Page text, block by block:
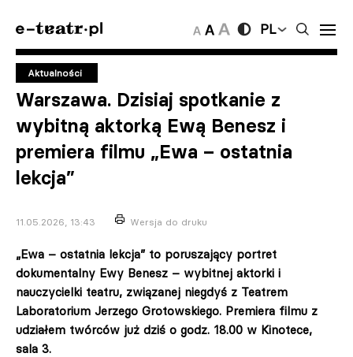
PL
Aktualności
Warszawa. Dzisiaj spotkanie z
wybitną aktorką Ewą Benesz i
premiera filmu „Ewa – ostatnia
lekcja”
11.05.2026, 13:43 Wersja do druku
„Ewa – ostatnia lekcja” to poruszający portret
dokumentalny Ewy Benesz – wybitnej aktorki i
nauczycielki teatru, związanej niegdyś z Teatrem
Laboratorium Jerzego Grotowskiego. Premiera filmu z
udziałem twórców już dziś o godz. 18.00 w Kinotece,
sala 3.